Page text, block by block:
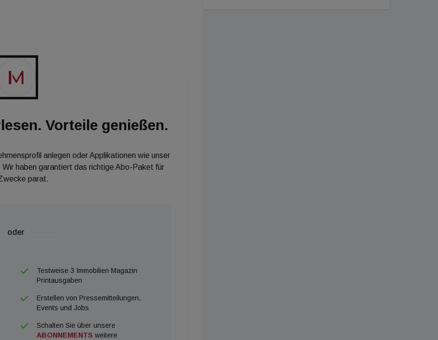
Gebäudes in Frankfurt im Dezember des Vorjahres,
befand. Die Transaktion führte zu einem Gewinn
Drittel des Kaufpreises entspricht. Zusätzlich wurde
2022 eine deutliche Steigerung des Anteilspreises
Vorteile genießen.
anlegen oder Applikationen wie unser
haben garantiert das richtige Abo-Paket für
parat.
oder
Testweise 3 Immobilien Magazin
Printausgaben
Erstellen von Pressemitteilungen,
Events und Jobs
Schalten Sie über unsere
ABONNEMENTS weitere